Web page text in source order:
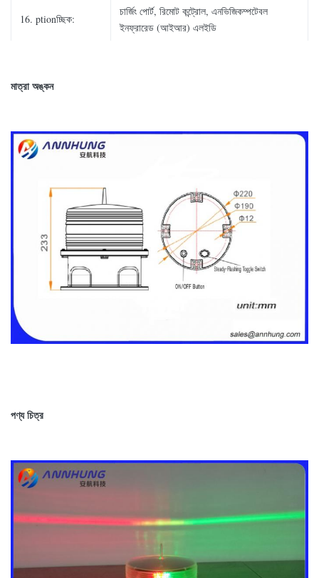
16. ptionচ্ছিক:
চার্জিং পোর্ট, রিমোট কন্ট্রোল, এনভিজিকম্পটেবল
ইনফ্রারেড (আইআর) এলইডি
মাত্রা অঙ্কন
পণ্য চিত্র